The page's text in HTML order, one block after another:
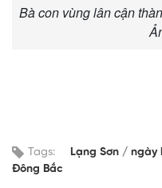
Bà con vùng lân cận
Tags: Lạng Sơn
ngày
Đông Bắc